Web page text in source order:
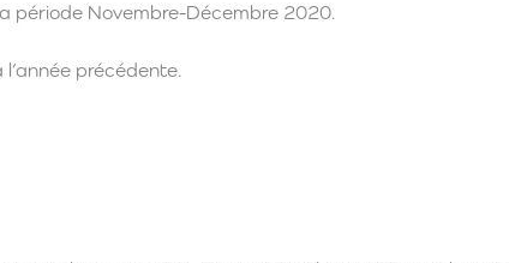
période Novembre-Décembre 2020.
précédente.